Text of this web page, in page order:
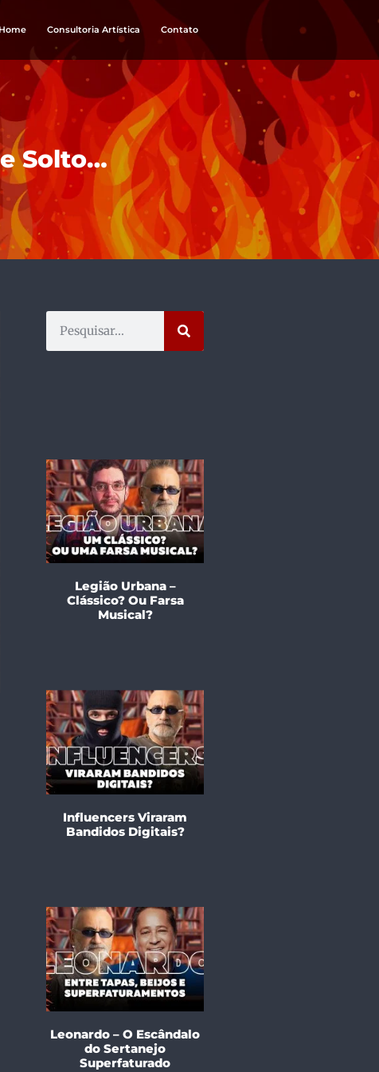
Home Consultoria Artística Contato
Solto…
Legião Urbana –
Clássico? Ou Farsa
Musical?
Influencers Viraram
Bandidos Digitais?
Leonardo – O Escândalo
do Sertanejo
Superfaturado